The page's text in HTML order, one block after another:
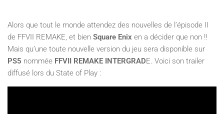
Alors que tout le monde attendez des nouvelles de l’épisode II
de FFVII REMAKE, et bien Square Enix en a décider que non !!
Mais qu’une toute nouvelle version du jeu sera disponible sur
PS5 nommée FFVII REMAKE INTERGRADE. Voici son trailer
diffusé lors du State of Play :